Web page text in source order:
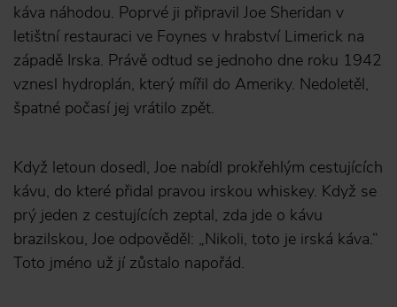
káva náhodou. Poprvé ji připravil Joe Sheridan v
letištní restauraci ve Foynes v hrabství Limerick na
západě Irska. Právě odtud se jednoho dne roku 1942
vznesl hydroplán, který mířil do Ameriky. Nedoletěl,
špatné počasí jej vrátilo zpět.
Když letoun dosedl, Joe nabídl prokřehlým cestujících
kávu, do které přidal pravou irskou whiskey. Když se
prý jeden z cestujících zeptal, zda jde o kávu
brazilskou, Joe odpověděl: „Nikoli, toto je irská káva.“
Toto jméno už jí zůstalo napořád.